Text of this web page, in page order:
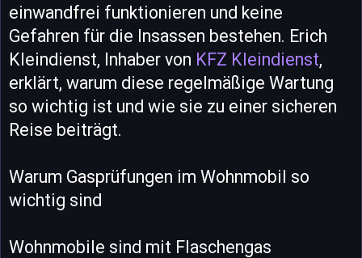
einwandfrei funktionieren und keine
Gefahren für die Insassen bestehen. Erich
Kleindienst, Inhaber von KFZ Kleindienst,
erklärt, warum diese regelmäßige Wartung
so wichtig ist und wie sie zu einer sicheren
Reise beiträgt.
Warum Gasprüfungen im Wohnmobil so
wichtig sind
Wohnmobile sind mit Flaschengas